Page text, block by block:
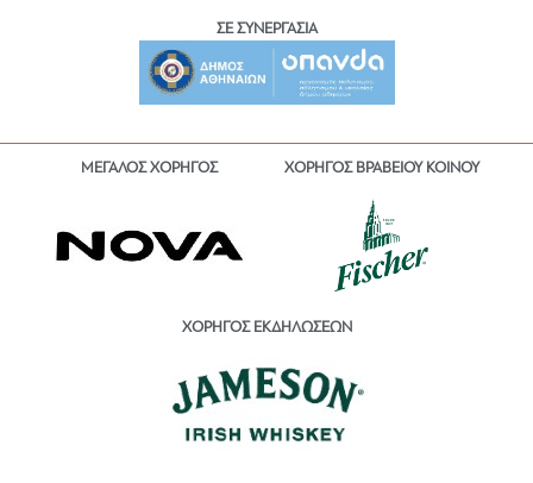
ΣΕ ΣΥΝΕΡΓΑΣΙΑ
ΜΕΓΑΛΟΣ ΧΟΡΗΓΟΣ ΧΟΡΗΓΟΣ ΒΡΑΒΕΙΟΥ ΚΟΙΝΟΥ
ΧΟΡΗΓΟΣ ΕΚΔΗΛΩΣΕΩΝ